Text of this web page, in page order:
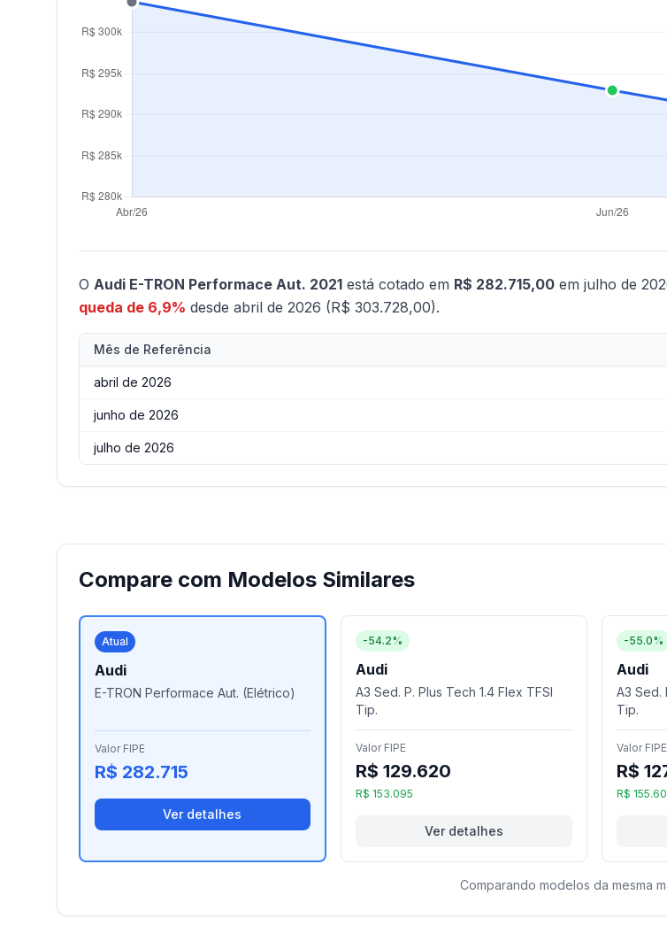
O Audi E-TRON Performace Aut. 2021 está cotado em R$ 282.715,00 em julho de
queda de 6,9% desde abril de 2026 (R$ 303.728,00).
Mês de Referência
abril de 2026
junho de 2026
julho de 2026
Compare com Modelos Similares
Atual
Audi
E-TRON Performace Aut. (Elétrico)
Valor FIPE
R$ 282.715
Ver detalhes
-54.2%
Audi
A3 Sed. P. Plus Tech 1.4 Flex TFSI
Tip.
Valor FIPE
R$ 129.620
R$ 153.095
Ver detalhes
-55.0%
Audi
A3 Sed.
Tip.
Valor FIPE
R$
R$
Comparando modelos da mesma